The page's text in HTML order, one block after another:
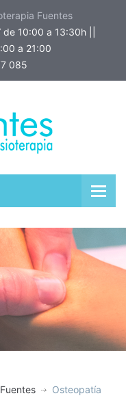
Fuentes
de 10:00 a 13:30h ||
a 21:00
085
Osteopatía